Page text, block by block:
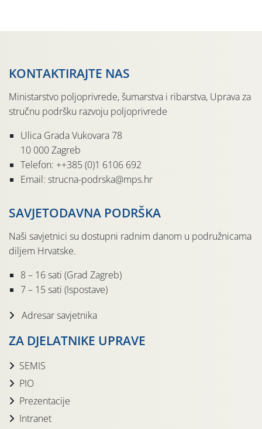
KONTAKTIRAJTE NAS
Ministarstvo poljoprivrede, šumarstva i ribarstva, Uprava za
stručnu podršku razvoju poljoprivrede
Ulica Grada Vukovara 78
10 000 Zagreb
Telefon: ++385 (0)1 6106 692
Email: strucna-podrska@mps.hr
SAVJETODAVNA PODRŠKA
Naši savjetnici su dostupni radnim danom u podružnicama
diljem Hrvatske.
8 – 16 sati (Grad Zagreb)
7 – 15 sati (Ispostave)
Adresar savjetnika
ZA DJELATNIKE UPRAVE
SEMIS
PIO
Prezentacije
Intranet